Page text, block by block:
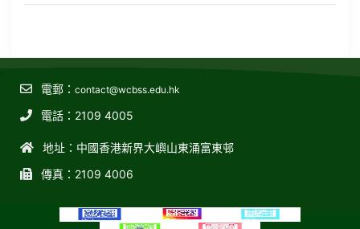
電郵： contact@wcbss.edu.hk
電話：2109 4005
地址：中國香港新界大嶼山東涌富東邨
傳真：2109 4006